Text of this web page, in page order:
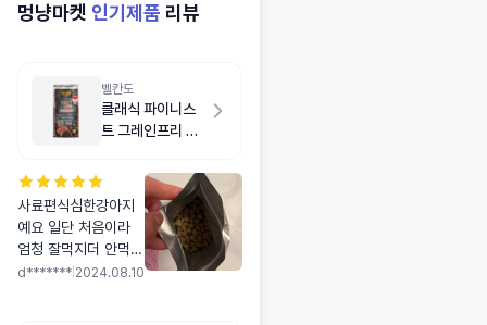
멍냥마켓 인기제품 리뷰
벨칸도
클래식 파이니스
트 그레인프리 연
사료편식심한강아지
예요 일단 처음이라
엄청 잘먹지더 안먹지
도않아요 제발 잘먹어
d******* 2024.08.10